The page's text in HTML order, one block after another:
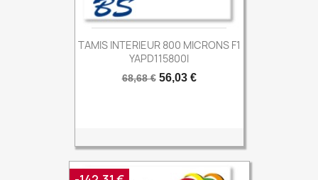
TAMIS INTERIEUR 800 MICRONS F1
YAPD115800I
Prix
68,68 € Prix
56,03 €